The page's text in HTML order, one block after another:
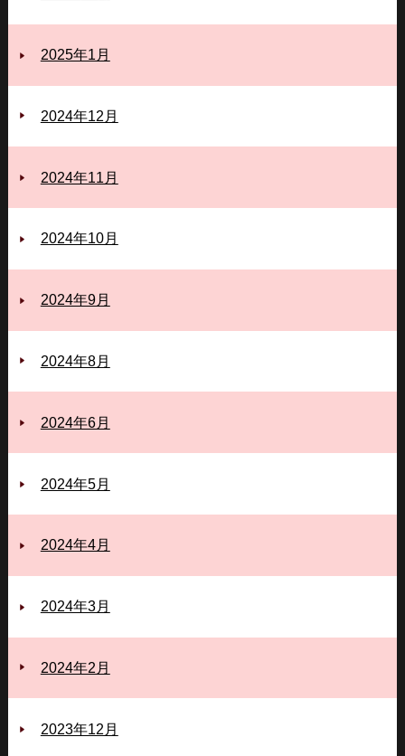
2025年1月
2024年12月
2024年11月
2024年10月
2024年9月
2024年8月
2024年6月
2024年5月
2024年4月
2024年3月
2024年2月
2023年12月